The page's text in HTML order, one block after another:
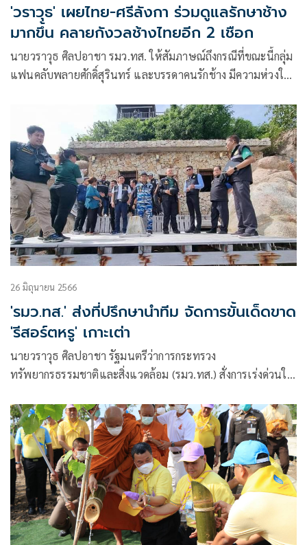
'วราวุธ' เผยไทย-ศรีลังกา ร่วมดูแลรักษาช้าง
มากขึ้น คลายกังวลช้างไทยอีก 2 เชือก
นายวราวุธ ศิลปอาชา รมว.ทส. ให้สัมภาษณ์ถึงกรณีที่ขณะนี้กลุ่ม
แฟนคลับพลายศักดิ์สุรินทร์ และบรรดาคนรักช้าง มีความห่วงใย
สอบถามเข้ามาเป็นจำนวนมาก ต่อความเป็นไปได้ที่จะนำกลับมา
ประเทศไทยด้วยหรื
26 มิถุนายน 2566
'รมว.ทส.' ส่งที่ปรึกษานำทีม จัดการขั้นเด็ดขาด
'รีสอร์ตหรู' เกาะเต่า
นายวราวุธ ศิลปอาชา รัฐมนตรีว่าการกระทรวง
ทรัพยากรธรรมชาติและสิ่งแวดล้อม (รมว.ทส.) สั่งการเร่งด่วนให้